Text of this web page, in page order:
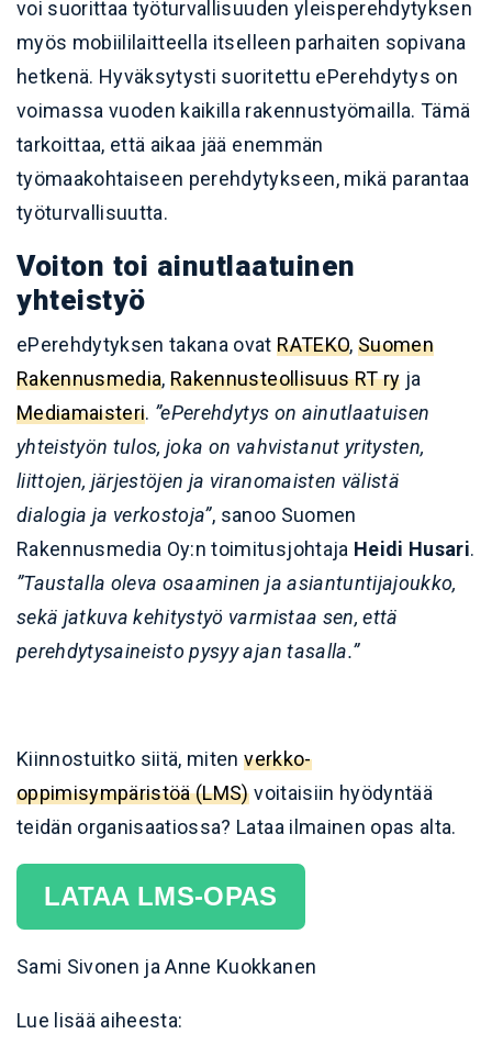
voi suorittaa työturvallisuuden yleisperehdytyksen
myös mobiililaitteella itselleen parhaiten sopivana
hetkenä. Hyväksytysti suoritettu ePerehdytys on
voimassa vuoden kaikilla rakennustyömailla. Tämä
tarkoittaa, että aikaa jää enemmän
työmaakohtaiseen perehdytykseen, mikä parantaa
työturvallisuutta.
Voiton toi ainutlaatuinen
yhteistyö
ePerehdytyksen takana ovatRATEKO, Suomen
Rakennusmedia,Rakennusteollisuus RT ry ja
Mediamaisteri. ”ePerehdytys on ainutlaatuisen
yhteistyön tulos, joka on vahvistanut yritysten,
liittojen, järjestöjen ja viranomaisten välistä
dialogia ja verkostoja”, sanoo Suomen
Rakennusmedia Oy:n toimitusjohtaja Heidi Husari.
”Taustalla oleva osaaminen ja asiantuntijajoukko,
sekä jatkuva kehitystyö varmistaa sen, että
perehdytysaineisto pysyy ajan tasalla.”
Kiinnostuitko siitä, mitenverkko-
oppimisympäristöä (LMS)voitaisiin hyödyntää
teidän organisaatiossa? Lataa ilmainen opas alta.
LATAA LMS-OPAS
Sami Sivonen ja Anne Kuokkanen
Lue lisää aiheesta: